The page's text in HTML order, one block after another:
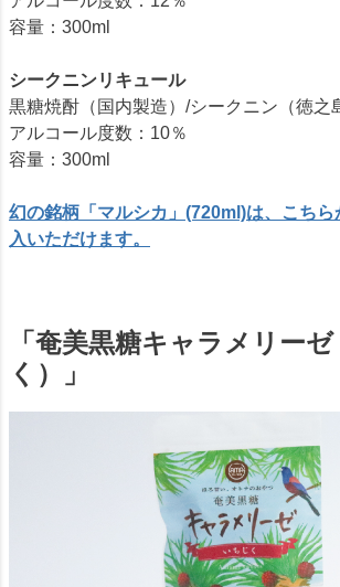
容量：300ml
シークニンリキュール
黒糖焼酎（国内製造）/シークニン（徳之
アルコール度数：10％
容量：300ml
幻の銘柄「マルシカ」(720ml)は、こち
入いただけます。
「奄美黒糖キャラメリー
く）」